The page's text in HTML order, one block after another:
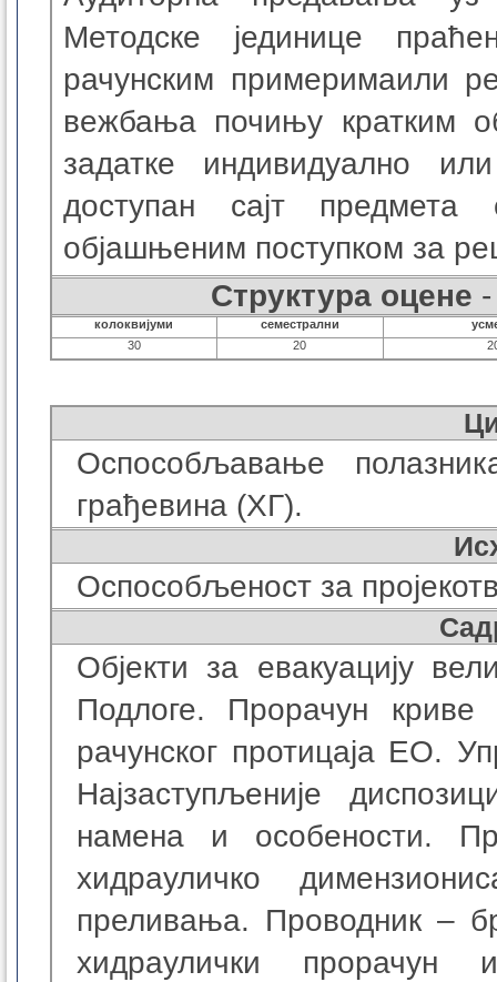
Методске јединице
рачунским примеримаили
вежбања почињу кратким
задатке индивидуално
доступан сајт
објашњеним поступком за
Структура оцене
колоквијуми семестрални
30
20
Оспособљавање
грађевина (ХГ).
Оспособљеност за
Објекти за евакуацију
Подлоге. Прорачун
рачунског протицаја ЕО.
Најзаступљеније
намена и особености.
хидрауличко
преливања. Проводник –
хидраулички прорачун